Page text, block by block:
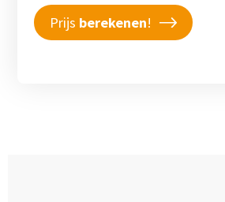
Prijs berekenen!